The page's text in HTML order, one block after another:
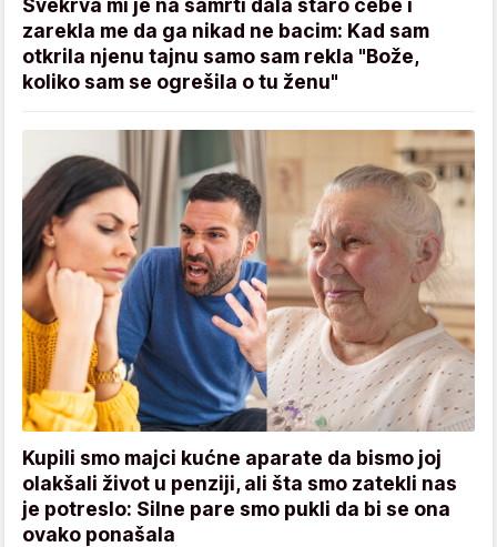
Svekrva mi je na samrti dala staro ćebe i
zarekla me da ga nikad ne bacim: Kad sam
otkrila njenu tajnu samo sam rekla "Bože,
koliko sam se ogrešila o tu ženu"
Kupili smo majci kućne aparate da bismo joj
olakšali život u penziji, ali šta smo zatekli nas
je potreslo: Silne pare smo pukli da bi se ona
ovako ponašala